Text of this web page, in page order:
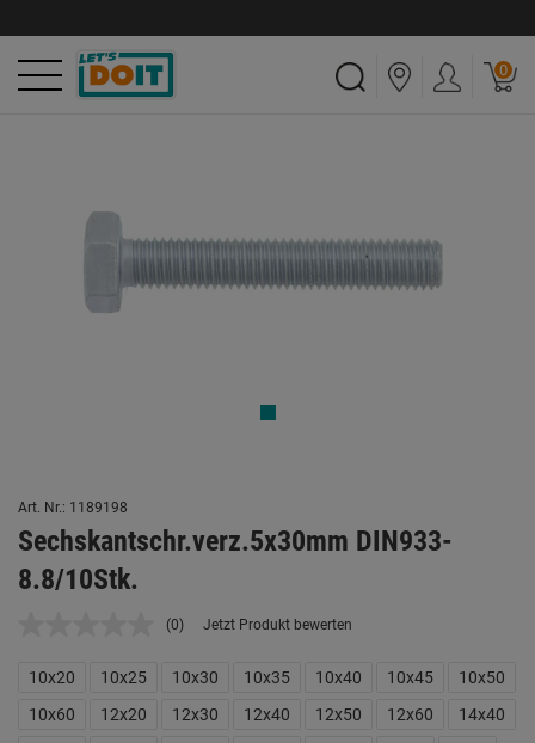
0
Art. Nr.: 1189198
Sechskantschr.verz.5x30mm DIN933-
8.8/10Stk.
Kein
Link
auf
derselben
(0) Jetzt Produkt bewerten
10x20 10x25 10x30 10x35 10x40 10x45
10x50
10x60
12x20 12x30 12x40 12x50 12x60
14x40